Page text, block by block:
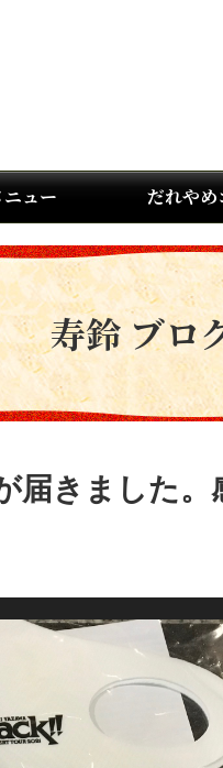
ニュー だれやめ
寿鈴 ブロ
届きました。